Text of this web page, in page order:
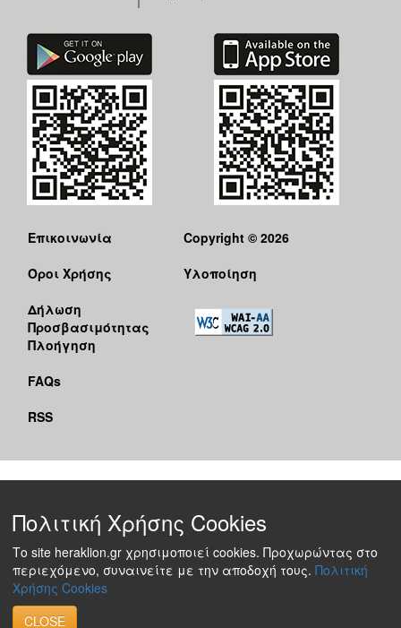
Επικοινωνία
Όροι Χρήσης
Δήλωση
Προσβασιμότητας
Πλοήγηση
FAQs
RSS
Copyright © 2026
Υλοποίηση
Πολιτική Χρήσης Cookies
Το site heraklion.gr χρησιμοποιεί cookies. Προχωρώντας στο
περιεχόμενο, συναινείτε με την αποδοχή τους. Πολιτική
Χρήσης Cookies
CLOSE